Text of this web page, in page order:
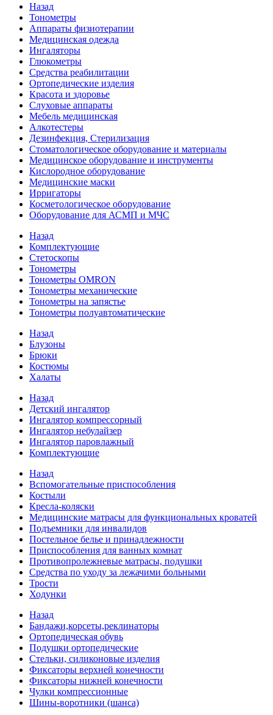
Назад
Тонометры
Аппараты физиотерапии
Медицинская одежда
Ингаляторы
Глюкометры
Средства реабилитации
Ортопедические изделия
Красота и здоровье
Слуховые аппараты
Мебель медицинская
Алкотестеры
Дезинфекция, Стерилизация
Стоматологическое оборудование и материалы
Медицинское оборудование и инструменты
Кислородное оборудование
Медицинские маски
Ирригаторы
Косметологическое оборудование
Оборудование для АСМП и МЧС
Назад
Комплектующие
Стетоскопы
Тонометры
Тонометры OMRON
Тонометры механические
Тонометры на запястье
Тонометры полуавтоматические
Назад
Блузоны
Брюки
Костюмы
Халаты
Назад
Детский ингалятор
Ингалятор компрессорный
Ингалятор небулайзер
Ингалятор паровлажный
Комплектующие
Назад
Вспомогательные приспособления
Костыли
Кресла-коляски
Медицинские матрасы для функциональных кроватей
Подъемники для инвалидов
Постельное белье и принадлежности
Приспособления для ванных комнат
Противопролежневые матрасы, подушки
Средства по уходу за лежачими больными
Трости
Ходунки
Назад
Бандажи,корсеты,реклинаторы
Ортопедическая обувь
Подушки ортопедические
Стельки, силиконовые изделия
Фиксаторы верхней конечности
Фиксаторы нижней конечности
Чулки компрессионные
Шины-воротники (шанса)